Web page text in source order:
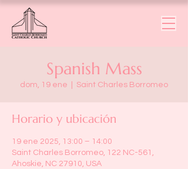
Spanish Mass
dom, 19 ene Saint Charles Borromeo
Horario y ubicación
19 ene 2025, 13:00 – 14:00
Saint Charles Borromeo, 122 NC-561,
Ahoskie, NC 27910, USA